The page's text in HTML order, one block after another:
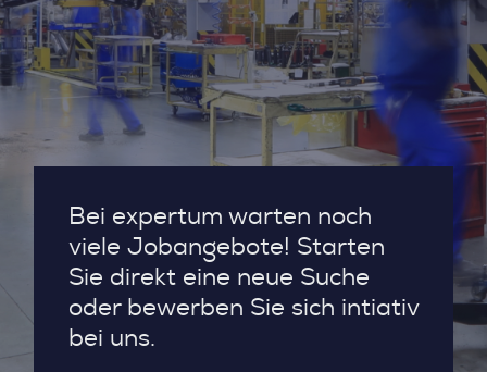
Bei expertum warten noch
viele Jobangebote! Starten
Sie direkt eine neue Suche
oder bewerben Sie sich intiativ
bei uns.